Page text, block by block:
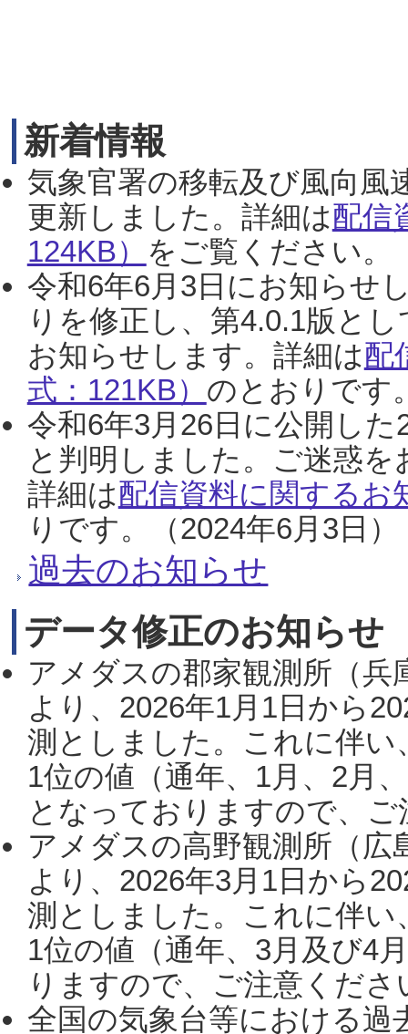
新着情報
気象官署の移転及び風向風
更新しました。詳細は配信
124KB） をご覧ください。
令和6年6月3日にお知らせ
りを修正し、第4.0.1版と
お知らせします。詳細は配
式：121KB） のとおりです
令和6年3月26日に公開し
と判明しました。ご迷惑
詳細は配信資料に関するお
りです。（2024年6月3日）
過去のお知らせ
データ修正のお知らせ
アメダスの郡家観測所（
より、2026年1月1日から
測としました。これに伴い
1位の値（通年、1月、2月
となっておりますので、
アメダスの高野観測所（
より、2026年3月1日から
測としました。これに伴い
1位の値（通年、3月及び4
りますので、ご注意くだ
全国の気象台等における過